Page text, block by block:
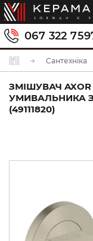
067 322
Сантехніка
ЗМІШУВАЧ AXOR
УМИВАЛЬНИКА ЗІ
(49111820)